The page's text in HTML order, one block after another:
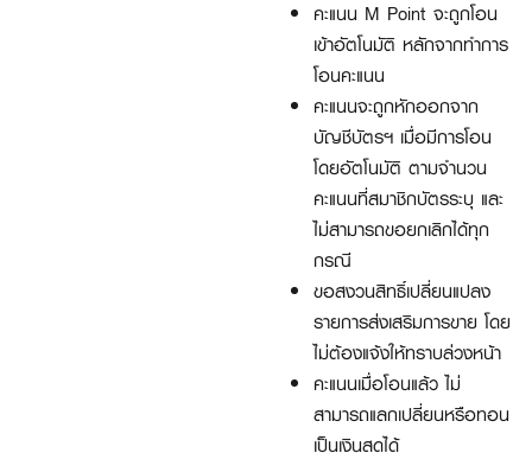
คะแนน M Point จะถูกโอน
เข้าอัตโนมัติ หลักจากทำการ
โอนคะแนน
คะแนนจะถูกหักออกจาก
บัญชีบัตรฯ เมื่อมีการโอน
โดยอัตโนมัติ ตามจำนวน
คะแนนที่สมาชิกบัตรระบุ และ
ไม่สามารถขอยกเลิกได้ทุก
กรณี
ขอสงวนสิทธิ์เปลี่ยนแปลง
รายการส่งเสริมการขาย โดย
ไม่ต้องแจ้งให้ทราบล่วงหน้า
คะแนนเมื่อโอนแล้ว ไม่
สามารถแลกเปลี่ยนหรือทอน
เป็นเงินสดได้